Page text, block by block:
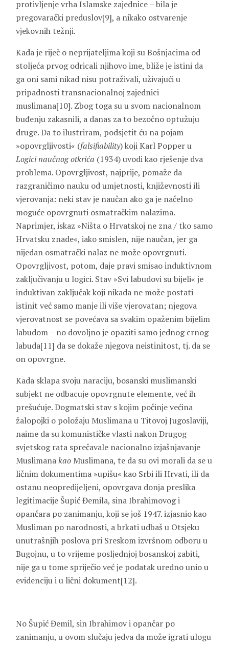
protivljenje vrha Islamske zajednice – bila je
pregovarački preduslov[9], a nikako ostvarenje
vjekovnih težnji.
Kada je riječ o neprijateljima koji su Bošnjacima od
stoljeća prvog odricali njihovo ime, bliže je istini da
ga oni sami nikad nisu potraživali, uživajući u
pripadnosti transnacionalnoj zajednici
muslimana[10]. Zbog toga su u svom nacionalnom
buđenju zakasnili, a danas za to bezočno optužuju
druge. Da to ilustriram, podsjetit ću na pojam
»opovrgljivosti« (falsifiability) koji Karl Popper u
Logici naučnog otkrića (1934) uvodi kao rješenje dva
problema. Opovrgljivost, najprije, pomaže da
razgraničimo nauku od umjetnosti, književnosti ili
vjerovanja: neki stav je naučan ako ga je načelno
moguće opovrgnuti osmatračkim nalazima.
Naprimjer, iskaz »Ništa o Hrvatskoj ne zna / tko samo
Hrvatsku znade«, iako smislen, nije naučan, jer ga
nijedan osmatrački nalaz ne može opovrgnuti.
Opovrgljivost, potom, daje pravi smisao induktivnom
zaključivanju u logici. Stav »Svi labudovi su bijeli« je
induktivan zaključak koji nikada ne može postati
istinit već samo manje ili više vjerovatan; njegova
vjerovatnost se povećava sa svakim opaženim bijelim
labudom – no dovoljno je opaziti samo jednog crnog
labuda[11] da se dokaže njegova neistinitost, tj. da se
on opovrgne.
Kada sklapa svoju naraciju, bosanski muslimanski
subjekt ne odbacuje opovrgnute elemente, već ih
prešućuje. Dogmatski stav s kojim počinje većina
žalopojki o položaju Muslimana u Titovoj Jugoslaviji,
naime da su komunističke vlasti nakon Drugog
svjetskog rata sprečavale nacionalno izjašnjavanje
Muslimanakao Muslimana, te da su ovi morali da se u
ličnim dokumentima »upišu« kao Srbi ili Hrvati, ili da
ostanu neopredijeljeni, opovrgava donja preslika
legitimacije Šupić Đemila, sina Ibrahimovog i
opančara po zanimanju, koji se još 1947. izjasnio kao
Musliman po narodnosti, a brkati udbaš u Otsjeku
unutrašnjih poslova pri Sreskom izvršnom odboru u
Bugojnu, u to vrijeme posljednjoj bosanskoj zabiti,
nije ga u tome spriječio već je podatak uredno unio u
evidenciju i u lični dokument[12].
No Šupić Đemil, sin Ibrahimov i opančar po
zanimanju, u ovom slučaju jedva da može igrati ulogu